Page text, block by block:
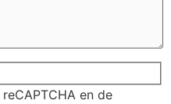
en de